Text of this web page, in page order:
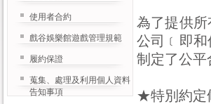
為了提供
公司﹝即
制定了公
★特別約定
使用者合約
戲谷娛樂館遊戲管理規範
履約保證
蒐集、處理及利用個人資料
告知事項